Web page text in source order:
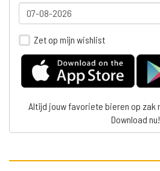
Zet op mijn wishlist
Altijd jouw favoriete bieren op zak
Download nu!